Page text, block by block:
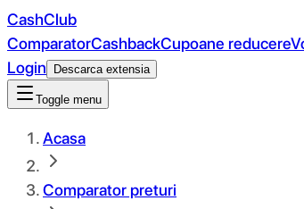
CashClub
ComparatorCashbackCupoane reducere
Login
Descarca extensia
Toggle menu
Acasa
Comparator preturi